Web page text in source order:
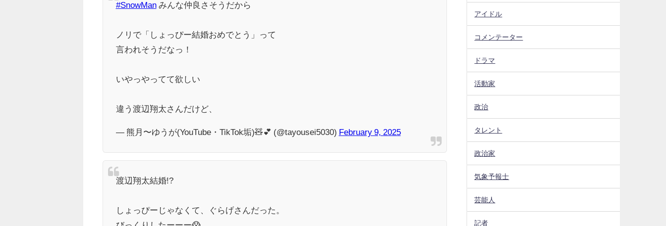
#SnowManみんな仲良さそうだから
ノリで「しょっぴー結婚おめでとう」って
言われそうだなっ！
いやっやってて欲しい
違う渡辺翔太さんだけど、
— 熊月〜ゆうが(YouTube・TikTok垢)🧸💕 (@tayousei5030) February 9, 2025
渡辺翔太結婚!?
しょっぴーじゃなくて、ぐらげさんだった。
アイドル
コメンテーター
ドラマ
活動家
政治
タレント
政治家
気象予報士
芸能人
記者